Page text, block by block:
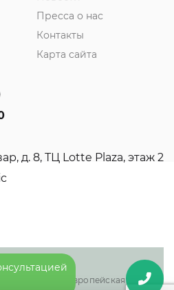
Пресса о нас
Контакты
Карта сайта
д. 8, ТЦ Lotte Plaza, этаж 2
восточная и европейская